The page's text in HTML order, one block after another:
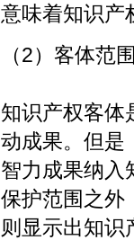
意味着知识产
（2）客体范
知识产权客体
动成果。但是
智力成果纳入
保护范围之外
则显示出知识